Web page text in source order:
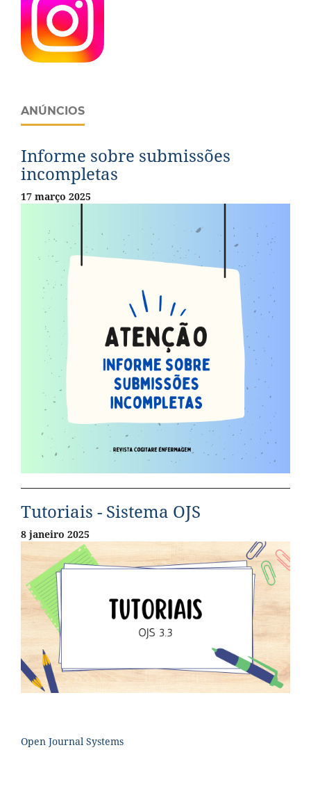
ANÚNCIOS
Informe sobre submissões
incompletas
17 março 2025
Tutoriais - Sistema OJS
8 janeiro 2025
Open Journal Systems